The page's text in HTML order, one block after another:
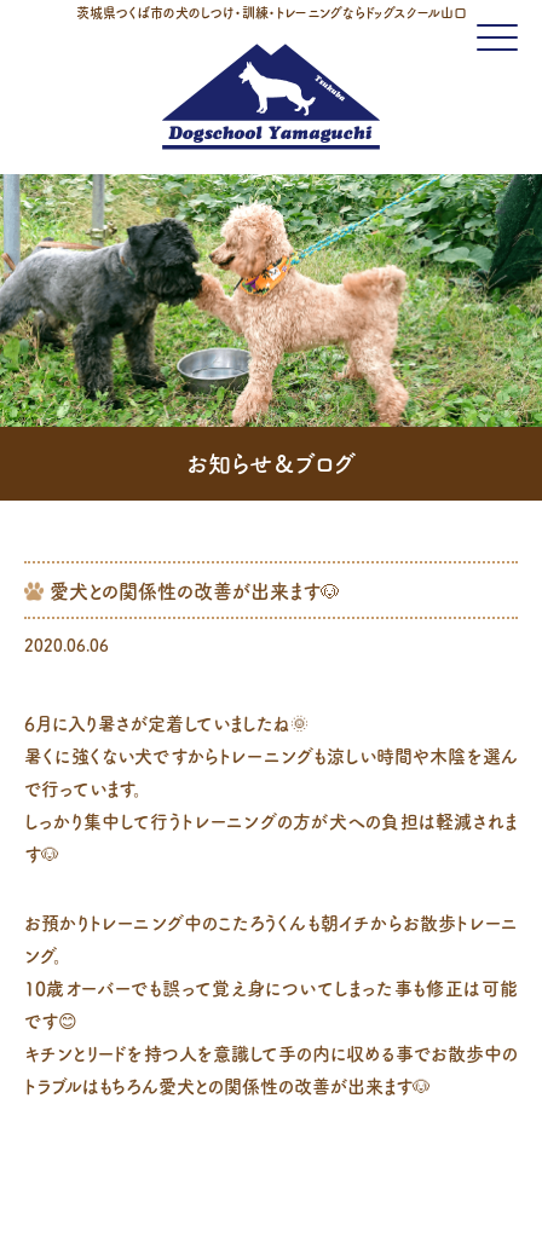
茨城県つくば市の犬のしつけ・訓練・トレーニングならドッグスクール山口
Click
お知らせ＆ブログ
愛犬との関係性の改善が出来ます🐶
2020.06.06
6月に入り暑さが定着していましたね🌞
暑くに強くない犬ですからトレーニングも涼しい時間や木陰を選ん
で行っています。
しっかり集中して行うトレーニングの方が犬への負担は軽減されま
す🐶
お預かりトレーニング中のこたろうくんも朝イチからお散歩トレーニ
ング。
10歳オーバーでも誤って覚え身についてしまった事も修正は可能
です😊
キチンとリードを持つ人を意識して手の内に収める事でお散歩中の
トラブルはもちろん愛犬との関係性の改善が出来ます🐶